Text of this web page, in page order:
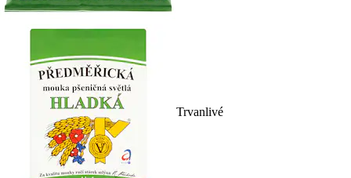
Trvanlivé